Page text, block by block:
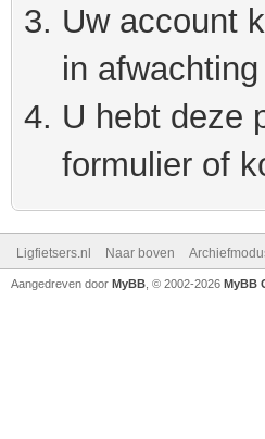
Uw account
in
U hebt deze
formulier of
Ligfietsers.nl Naar boven
Aangedreven door MyBB , © 2002-2026 MyBB